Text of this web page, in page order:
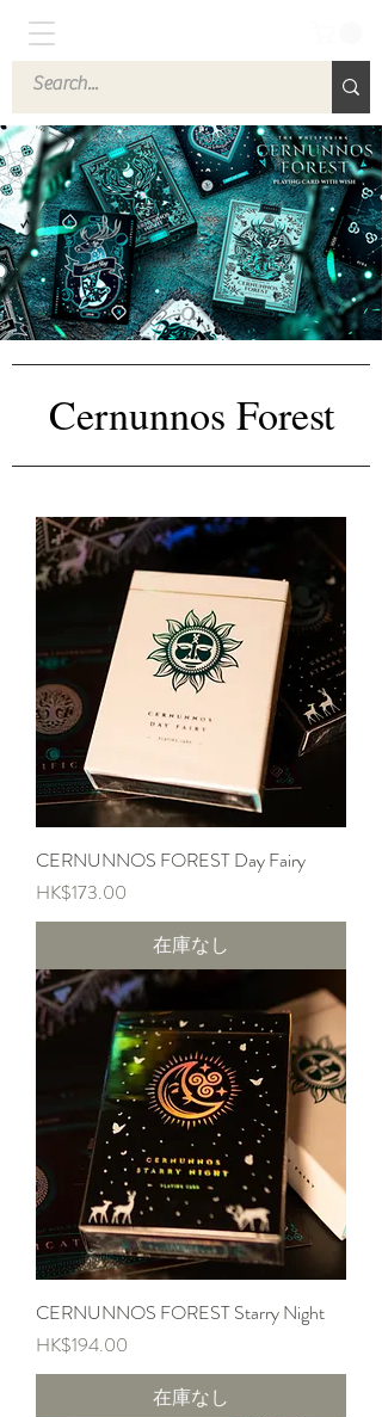
Cernunnos Forest
CERNUNNOS FOREST Day Fairy
価格
HK$173.00
在庫なし
CERNUNNOS FOREST Starry Night
価格
HK$194.00
在庫なし